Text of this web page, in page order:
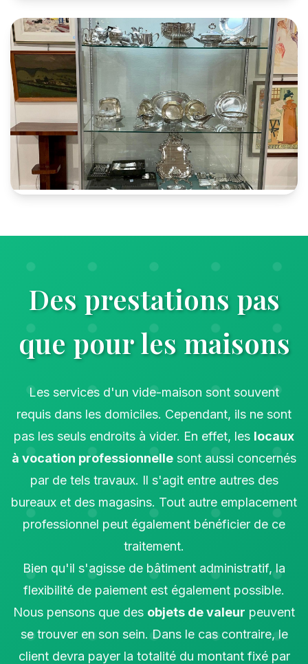
Des prestations pas
que pour les maisons
Les services d'un vide-maison sont souvent
requis dans les domiciles. Cependant, ils ne sont
pas les seuls endroits à vider. En effet, les locaux
à vocation professionnelle sont aussi concernés
par de tels travaux. Il s'agit entre autres des
bureaux et des magasins. Tout autre emplacement
professionnel peut également bénéficier de ce
traitement.
Bien qu'il s'agisse de bâtiment administratif, la
flexibilité de paiement est également possible.
Nous pensons que des objets de valeur peuvent
se trouver en son sein. Dans le cas contraire, le
client devra payer la totalité du montant fixé par